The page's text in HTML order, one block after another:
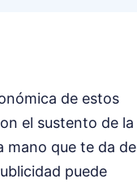
de estos
el sustento de la
mano que te da de
puede